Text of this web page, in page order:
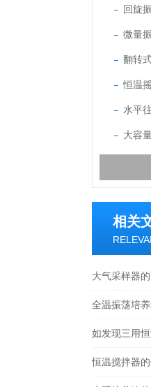
回旋
微量
翻转
恒温
水平
大容
相关
大气采样器
如发现三用
恒温搅拌器